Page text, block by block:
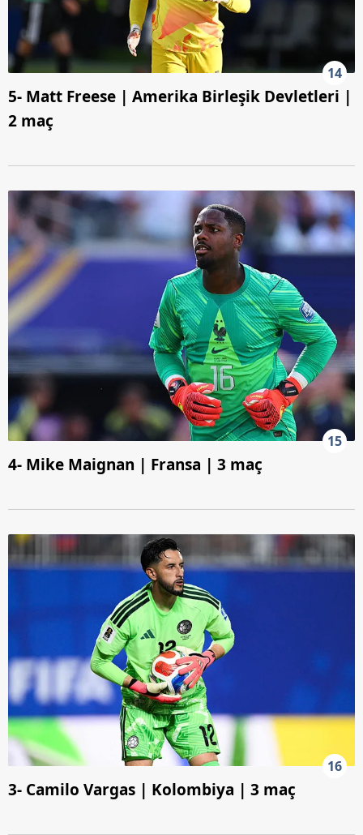
14
5- Matt Freese | Amerika Birleşik Devletleri |
2 maç
15
4- Mike Maignan | Fransa | 3 maç
16
3- Camilo Vargas | Kolombiya | 3 maç